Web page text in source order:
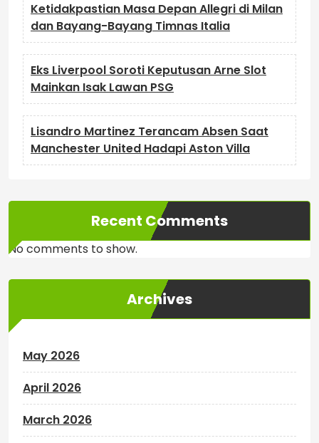
Ketidakpastian Masa Depan Allegri di Milan
dan Bayang-Bayang Timnas Italia
Eks Liverpool Soroti Keputusan Arne Slot
Mainkan Isak Lawan PSG
Lisandro Martinez Terancam Absen Saat
Manchester United Hadapi Aston Villa
Recent Comments
No comments to show.
Archives
May 2026
April 2026
March 2026